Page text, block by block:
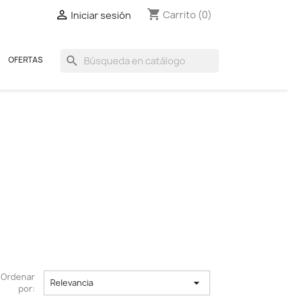
 Iniciar sesión shopping_cart Carrito (0)
search
OFERTAS
Ordenar
por:
Relevancia 